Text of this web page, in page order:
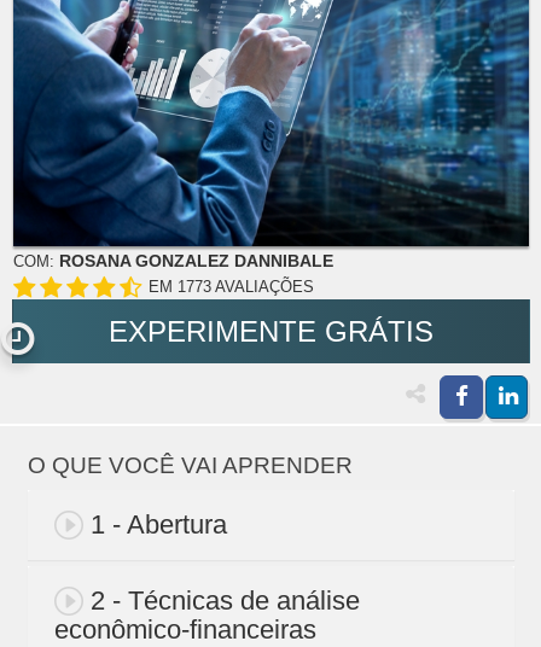
COM: ROSANA GONZALEZ DANNIBALE
EM 1773 AVALIAÇÕES
EXPERIMENTE GRÁTIS
O QUE VOCÊ VAI APRENDER
1 - Abertura
2 - Técnicas de análise
econômico-financeiras